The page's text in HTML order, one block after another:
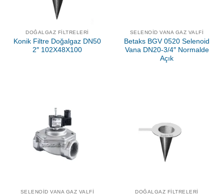
DOĞALGAZ FILTRELERI
Konik Filtre Doğalgaz DN50
2″ 102X48X100
SELENOID VANA GAZ VALFI
Betaks BGV 0520 Selenoid
Vana DN20-3/4″ Normalde
Açık
SELENOID VANA GAZ VALFI DOĞALGAZ FILTRELERI